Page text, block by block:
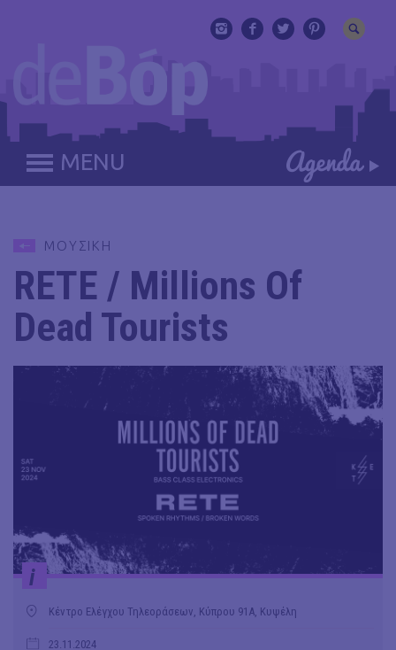
MENU
ΜΟΥΣΙΚΗ
RETE / Millions Of
Dead Tourists
i
Κέντρο Ελέγχου Τηλεοράσεων, Κύπρου 91Α, Κυψέλη
23.11.2024